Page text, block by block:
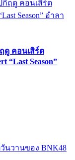
ดู คอนเสิร์ต
“Last Season”